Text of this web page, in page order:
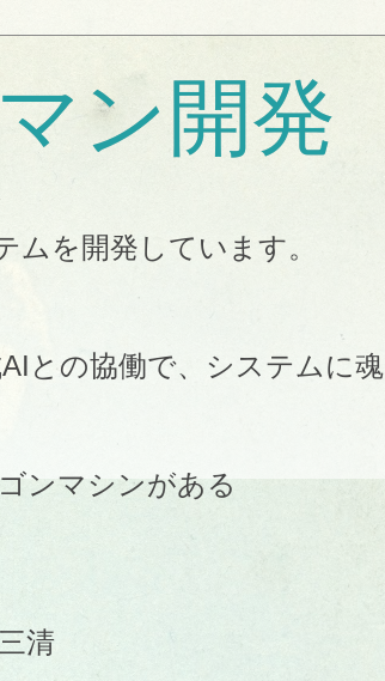
ン開発
ムを開発しています。
との協働で、システムに魂
ンマシンがある
清